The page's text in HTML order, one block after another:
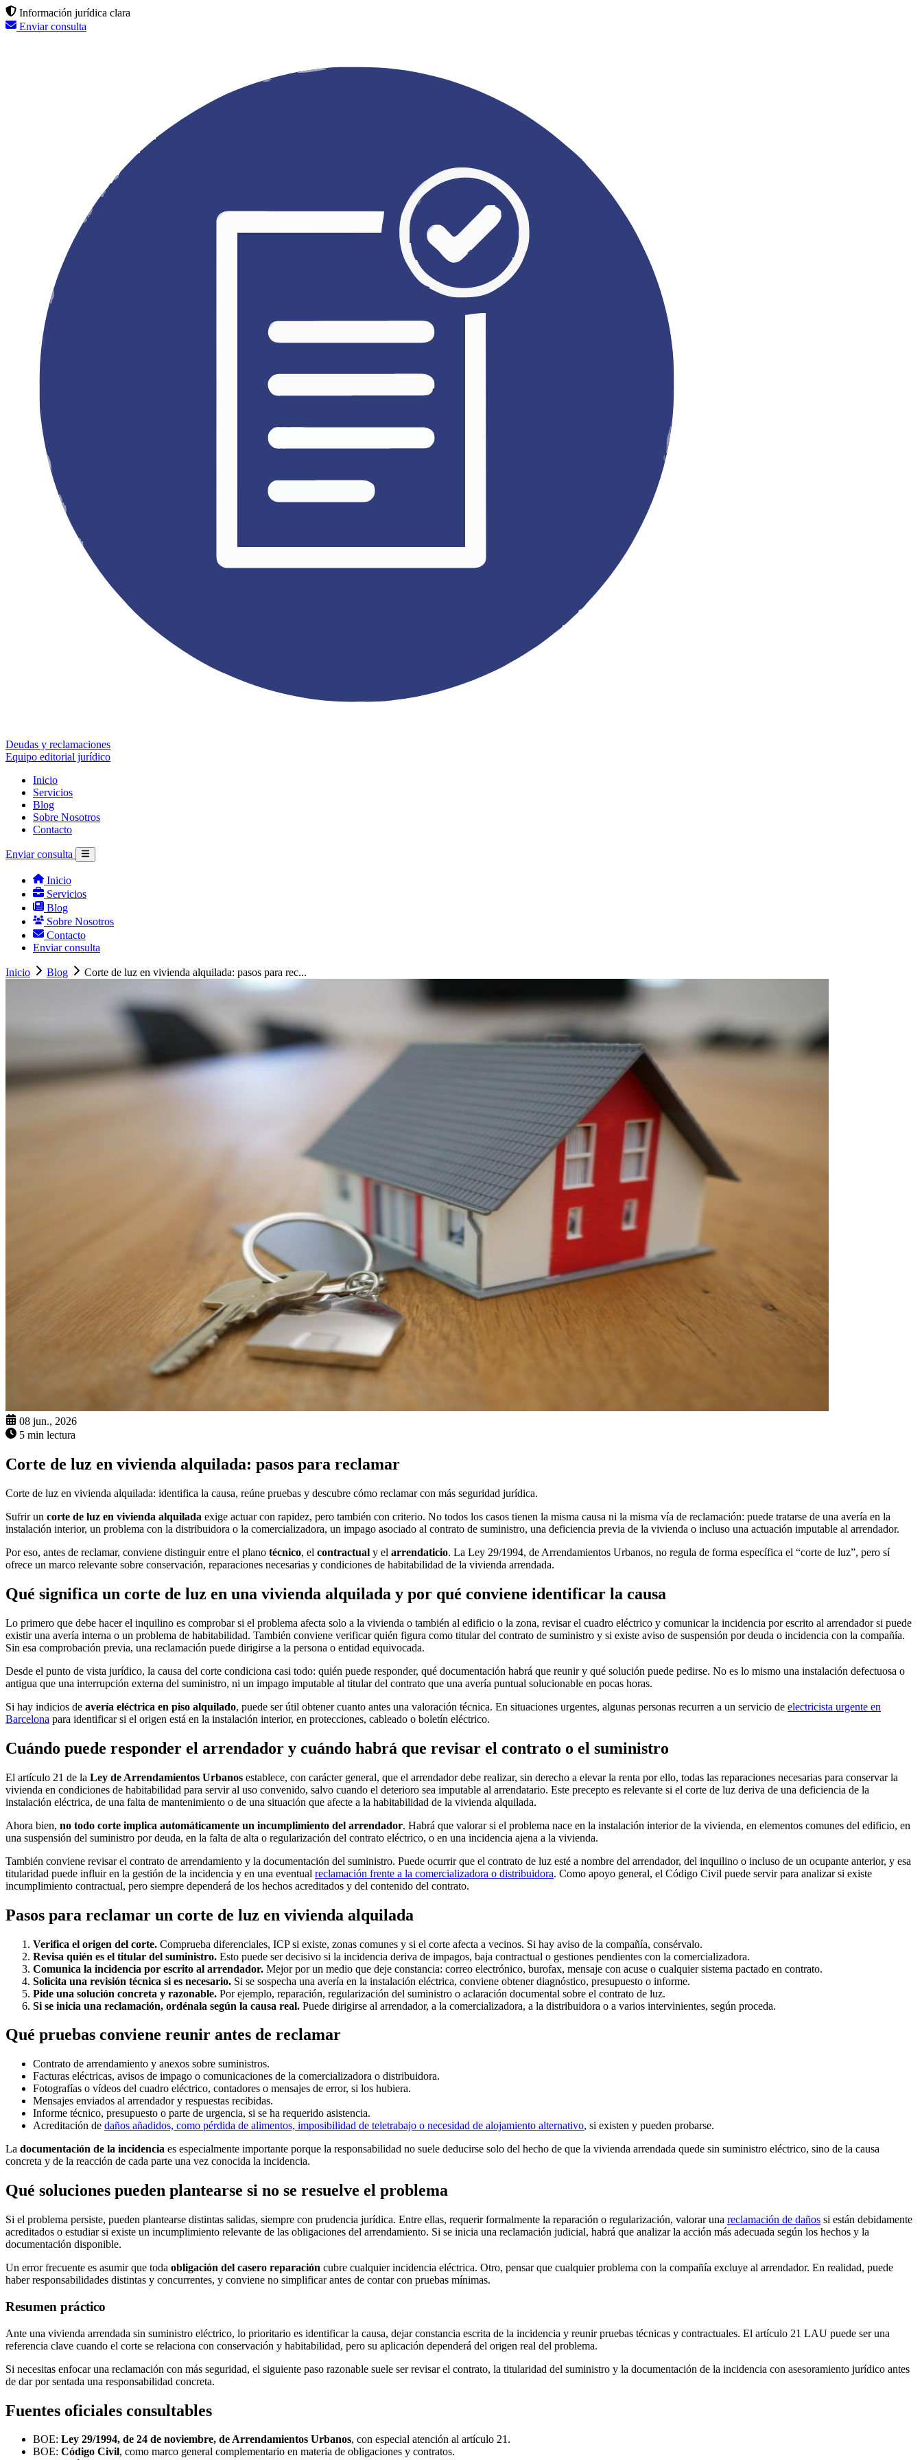
Información jurídica clara
Enviar consulta
Deudas y reclamaciones
Equipo editorial jurídico
Inicio
Servicios
Blog
Sobre Nosotros
Contacto
Enviar consulta
Inicio
Servicios
Blog
Sobre Nosotros
Contacto
Enviar consulta
Inicio Blog Corte de luz en vivienda alquilada: pasos para rec...
08 jun., 2026
5 min lectura
Corte de luz en vivienda alquilada: pasos para reclamar
Corte de luz en vivienda alquilada: identifica la causa, reúne pruebas y descubre cómo reclamar con más seguridad jurídica.
Sufrir un corte de luz en vivienda alquilada exige actuar con rapidez, pero también con criterio. No todos los casos tienen la misma causa ni la misma vía de reclamación: puede tratarse de una avería en la
instalación interior, un problema con la distribuidora o la comercializadora, un impago asociado al contrato de suministro, una deficiencia previa de la vivienda o incluso una actuación imputable al arrendador.
Por eso, antes de reclamar, conviene distinguir entre el plano técnico, el contractual y el arrendaticio. La Ley 29/1994, de Arrendamientos Urbanos, no regula de forma específica el “corte de luz”, pero sí
ofrece un marco relevante sobre conservación, reparaciones necesarias y condiciones de habitabilidad de la vivienda arrendada.
Qué significa un corte de luz en una vivienda alquilada y por qué conviene identificar la causa
Lo primero que debe hacer el inquilino es comprobar si el problema afecta solo a la vivienda o también al edificio o la zona, revisar el cuadro eléctrico y comunicar la incidencia por escrito al arrendador si puede
existir una avería interna o un problema de habitabilidad. También conviene verificar quién figura como titular del contrato de suministro y si existe aviso de suspensión por deuda o incidencia con la compañía.
Sin esa comprobación previa, una reclamación puede dirigirse a la persona o entidad equivocada.
Desde el punto de vista jurídico, la causa del corte condiciona casi todo: quién puede responder, qué documentación habrá que reunir y qué solución puede pedirse. No es lo mismo una instalación defectuosa o
antigua que una interrupción externa del suministro, ni un impago imputable al titular del contrato que una avería puntual solucionable en pocas horas.
Si hay indicios de avería eléctrica en piso alquilado, puede ser útil obtener cuanto antes una valoración técnica. En situaciones urgentes, algunas personas recurren a un servicio de electricista urgente en
Barcelona para identificar si el origen está en la instalación interior, en protecciones, cableado o boletín eléctrico.
Cuándo puede responder el arrendador y cuándo habrá que revisar el contrato o el suministro
El artículo 21 de la Ley de Arrendamientos Urbanos establece, con carácter general, que el arrendador debe realizar, sin derecho a elevar la renta por ello, todas las reparaciones necesarias para conservar la
vivienda en condiciones de habitabilidad para servir al uso convenido, salvo cuando el deterioro sea imputable al arrendatario. Este precepto es relevante si el corte de luz deriva de una deficiencia de la
instalación eléctrica, de una falta de mantenimiento o de una situación que afecte a la habitabilidad de la vivienda alquilada.
Ahora bien, no todo corte implica automáticamente un incumplimiento del arrendador. Habrá que valorar si el problema nace en la instalación interior de la vivienda, en elementos comunes del edificio, en
una suspensión del suministro por deuda, en la falta de alta o regularización del contrato eléctrico, o en una incidencia ajena a la vivienda.
También conviene revisar el contrato de arrendamiento y la documentación del suministro. Puede ocurrir que el contrato de luz esté a nombre del arrendador, del inquilino o incluso de un ocupante anterior, y esa
titularidad puede influir en la gestión de la incidencia y en una eventual reclamación frente a la comercializadora o distribuidora. Como apoyo general, el Código Civil puede servir para analizar si existe
incumplimiento contractual, pero siempre dependerá de los hechos acreditados y del contenido del contrato.
Pasos para reclamar un corte de luz en vivienda alquilada
Verifica el origen del corte. Comprueba diferenciales, ICP si existe, zonas comunes y si el corte afecta a vecinos. Si hay aviso de la compañía, consérvalo.
Revisa quién es el titular del suministro. Esto puede ser decisivo si la incidencia deriva de impagos, baja contractual o gestiones pendientes con la comercializadora.
Comunica la incidencia por escrito al arrendador. Mejor por un medio que deje constancia: correo electrónico, burofax, mensaje con acuse o cualquier sistema pactado en contrato.
Solicita una revisión técnica si es necesario. Si se sospecha una avería en la instalación eléctrica, conviene obtener diagnóstico, presupuesto o informe.
Pide una solución concreta y razonable. Por ejemplo, reparación, regularización del suministro o aclaración documental sobre el contrato de luz.
Si se inicia una reclamación, ordénala según la causa real. Puede dirigirse al arrendador, a la comercializadora, a la distribuidora o a varios intervinientes, según proceda.
Qué pruebas conviene reunir antes de reclamar
Contrato de arrendamiento y anexos sobre suministros.
Facturas eléctricas, avisos de impago o comunicaciones de la comercializadora o distribuidora.
Fotografías o vídeos del cuadro eléctrico, contadores o mensajes de error, si los hubiera.
Mensajes enviados al arrendador y respuestas recibidas.
Informe técnico, presupuesto o parte de urgencia, si se ha requerido asistencia.
Acreditación de daños añadidos, como pérdida de alimentos, imposibilidad de teletrabajo o necesidad de alojamiento alternativo, si existen y pueden probarse.
La documentación de la incidencia es especialmente importante porque la responsabilidad no suele deducirse solo del hecho de que la vivienda arrendada quede sin suministro eléctrico, sino de la causa
concreta y de la reacción de cada parte una vez conocida la incidencia.
Qué soluciones pueden plantearse si no se resuelve el problema
Si el problema persiste, pueden plantearse distintas salidas, siempre con prudencia jurídica. Entre ellas, requerir formalmente la reparación o regularización, valorar una reclamación de daños si están debidamente
acreditados o estudiar si existe un incumplimiento relevante de las obligaciones del arrendamiento. Si se inicia una reclamación judicial, habrá que analizar la acción más adecuada según los hechos y la
documentación disponible.
Un error frecuente es asumir que toda obligación del casero reparación cubre cualquier incidencia eléctrica. Otro, pensar que cualquier problema con la compañía excluye al arrendador. En realidad, puede
haber responsabilidades distintas y concurrentes, y conviene no simplificar antes de contar con pruebas mínimas.
Resumen práctico
Ante una vivienda arrendada sin suministro eléctrico, lo prioritario es identificar la causa, dejar constancia escrita de la incidencia y reunir pruebas técnicas y contractuales. El artículo 21 LAU puede ser una
referencia clave cuando el corte se relaciona con conservación y habitabilidad, pero su aplicación dependerá del origen real del problema.
Si necesitas enfocar una reclamación con más seguridad, el siguiente paso razonable suele ser revisar el contrato, la titularidad del suministro y la documentación de la incidencia con asesoramiento jurídico antes
de dar por sentada una responsabilidad concreta.
Fuentes oficiales consultables
BOE: Ley 29/1994, de 24 de noviembre, de Arrendamientos Urbanos, con especial atención al artículo 21.
BOE: Código Civil, como marco general complementario en materia de obligaciones y contratos.